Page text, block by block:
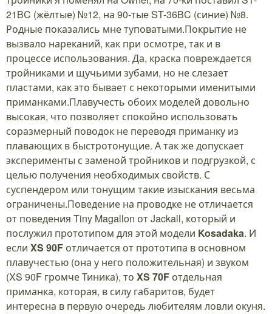
21BC (жёлтые) №12, на 90-тые ST-36BC (синие) №8.
Родные показались мне туповатыми.Покрытие не
вызвало нареканий, как при осмотре, так и в
процессе использования. Да, краска повреждается
тройниками и щучьими зубами, но не слезает
пластами, как это бывает с некоторыми именитыми
приманками.Плавучесть обоих моделей довольно
высокая, что позволяет спокойно использовать
соразмерный поводок не переводя приманку из
плавающих в быстротонущие. А так же допускает
эксперименты с заменой тройников и подгрузкой, с
целью получения необходимых свойств. С
суспендером или тонущим такие изыскания весьма
ограничены.Поведение на проводке не отличается
от поведения Tiny Magallon от Jackall, который и
послужил прототипом для этой модели Kosadaka. И
если XS 90F отличается от прототипа в основном
плавучестью (она у него положительная) и звуком
(XS 90F громче Тиника), то XS 70F отдельная
приманка, которая, в силу габаритов, будет
интересна в первую очередь любителям ловли окуня.